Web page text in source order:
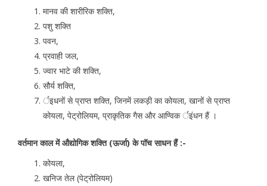
मानव की शारीरिक शक्ति,
पशु शक्ति
पवन,
प्रवाही जल,
ज्वार भाटे की शक्ति,
सौर्य शक्ति,
र्इधनों से प्राप्त शक्ति, जिनमें लकड़ी का कोयला, खानों से प्राप्त
कोयला, पेट्रोलियम, प्राकृतिक गैस और आण्विक र्इंधन हैं ।
वर्तमान काल में औद्योगिक शक्ति (ऊर्जा) के पॉच साधन हैं :-
कोयला,
खनिज तेल (पेट्रोलियम)